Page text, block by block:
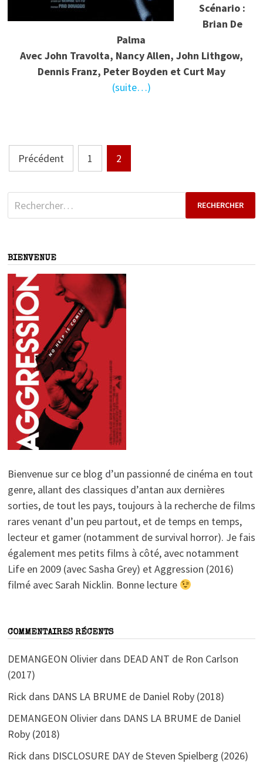
Scénario :
Brian De
Palma
Avec John Travolta, Nancy Allen, John Lithgow,
Dennis Franz, Peter Boyden et Curt May
(suite…)
Pagination
des
Précédent 1 2
Rechercher :
BIENVENUE
Bienvenue sur ce blog d’un passionné de cinéma en tout
genre, allant des classiques d’antan aux dernières
sorties, de tout les pays, toujours à la recherche de films
rares venant d’un peu partout, et de temps en temps,
lecteur et gamer (notamment de survival horror). Je fais
également mes petits films à côté, avec notamment
Life en 2009 (avec Sasha Grey) et Aggression (2016)
filmé avec Sarah Nicklin. Bonne lecture
COMMENTAIRES RÉCENTS
DEMANGEON Olivierdans DEAD ANT de Ron Carlson
(2017)
Rick dans DANS LA BRUME de Daniel Roby (2018)
DEMANGEON Olivierdans DANS LA BRUME de Daniel
Roby (2018)
Rick dans DISCLOSURE DAY de Steven Spielberg (2026)